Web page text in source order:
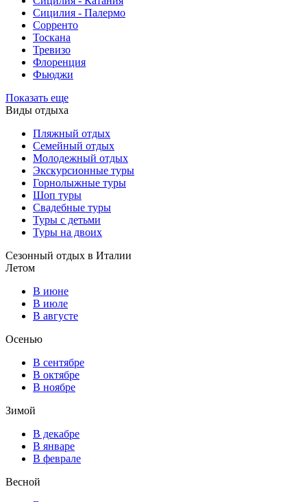
Сицилия - Палермо
Сорренто
Тоскана
Тревизо
Флоренция
Фьюджи
Показать еще
Виды отдыха
Пляжный отдых
Семейный отдых
Молодежный отдых
Экскурсионные туры
Горнолыжные туры
Шоп туры
Свадебные туры
Туры с детьми
Туры на двоих
Сезонный отдых в Италии
Летом
В июне
В июле
В августе
Осенью
В сентябре
В октябре
В ноябре
Зимой
В декабре
В январе
В феврале
Весной